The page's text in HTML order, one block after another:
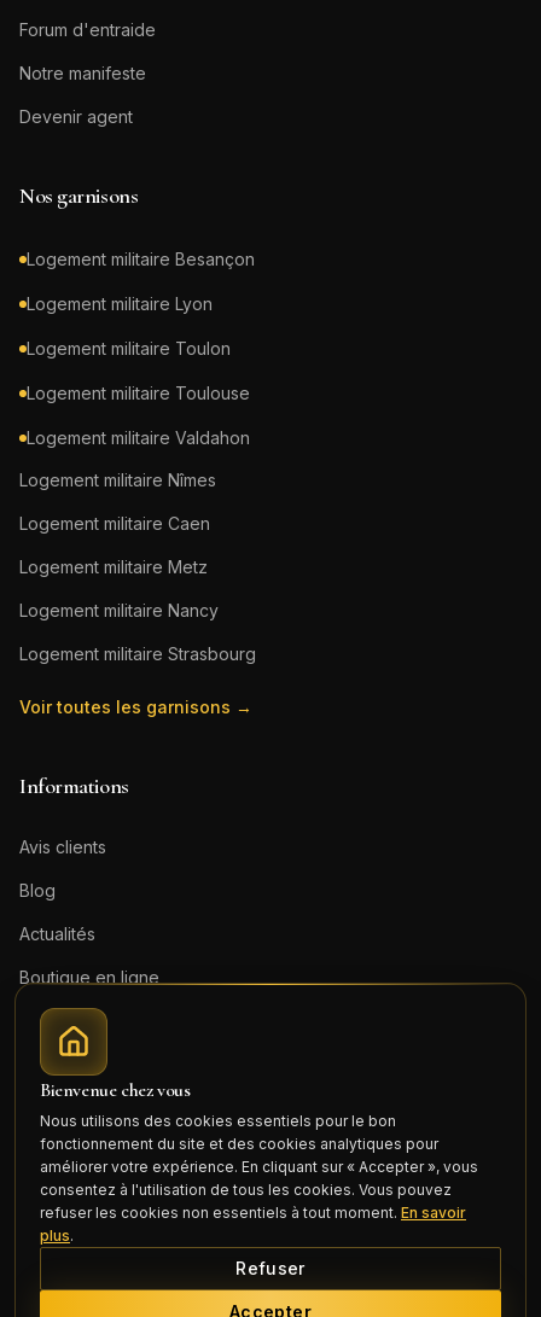
Forum d'entraide
Notre manifeste
Devenir agent
Nos garnisons
Logement militaire Besançon
Logement militaire Lyon
Logement militaire Toulon
Logement militaire Toulouse
Logement militaire Valdahon
Logement militaire Nîmes
Logement militaire Caen
Logement militaire Metz
Logement militaire Nancy
Logement militaire Strasbourg
Voir toutes les garnisons →
Informations
Avis clients
Blog
Actualités
Boutique en ligne
Contact
Mentions légales
Connexion
Bienvenue chez vous
Nous utilisons des cookies essentiels pour le bon
fonctionnement du site et des cookies analytiques pour
améliorer votre expérience. En cliquant sur « Accepter », vous
consentez à l'utilisation de tous les cookies. Vous pouvez
refuser les cookies non essentiels à tout moment. En savoir
plus.
Refuser
Accepter